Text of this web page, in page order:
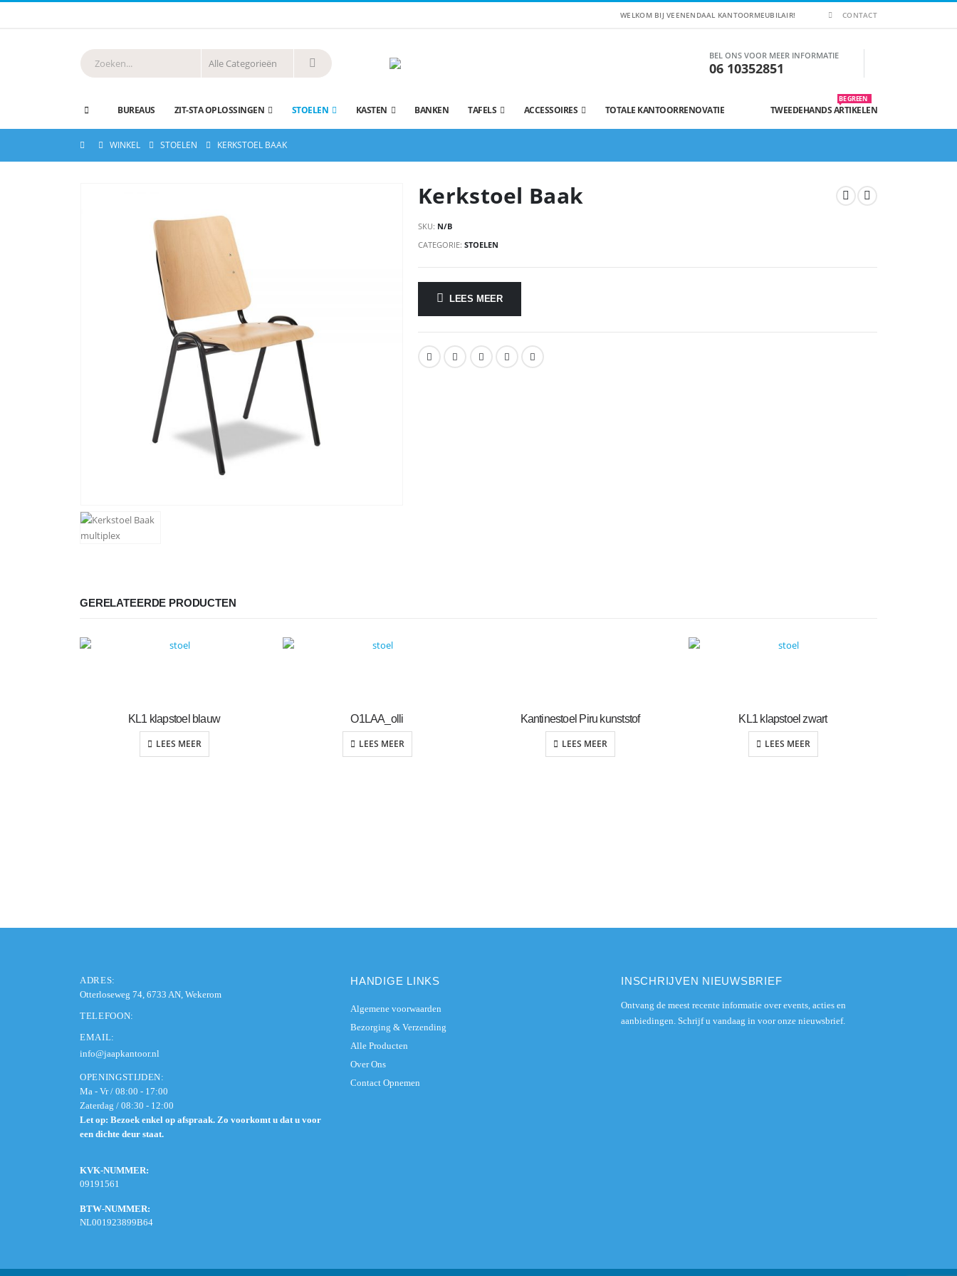
WELKOM BIJ VEENENDAAL KANTOORMEUBILAIR! CONTACT
BEL ONS VOOR MEER INFORMATIE
06 10352851
BUREAUS ZIT-STA OPLOSSINGEN STOELEN KASTEN BANKEN TAFELS ACCESSOIRES TOTALE KANTOORRENOVATIE TWEEDEHANDS ARTIKELEN
BE GREEN
WINKEL STOELEN KERKSTOEL BAAK
Kerkstoel Baak
SKU: N/B
CATEGORIE: STOELEN
LEES MEER
GERELATEERDE PRODUCTEN
KL1 klapstoel blauw
LEES MEER
O1LAA_olli
LEES MEER
Kantinestoel Piru kunststof
LEES MEER
KL1 klapstoel zwart
LEES MEER
ADRES:
Otterloseweg 74, 6733 AN, Wekerom
TELEFOON:
EMAIL:
info@jaapkantoor.nl
OPENINGSTIJDEN:
Ma - Vr / 08:00 - 17:00
Zaterdag / 08:30 - 12:00
Let op: Bezoek enkel op afspraak. Zo voorkomt u dat u voor
een dichte deur staat.
KVK-NUMMER:
09191561
BTW-NUMMER:
NL001923899B64
HANDIGE LINKS
Algemene voorwaarden
Bezorging & Verzending
Alle Producten
Over Ons
Contact Opnemen
INSCHRIJVEN NIEUWSBRIEF
Ontvang de meest recente informatie over events, acties en
aanbiedingen. Schrijf u vandaag in voor onze nieuwsbrief.